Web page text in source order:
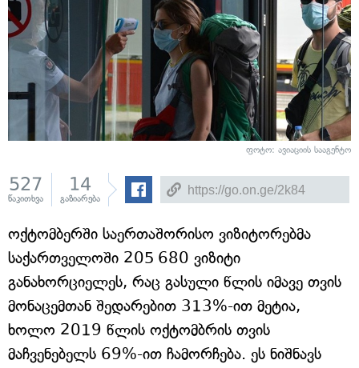
ფოტო: ავიაციის სააგენტო
527
წაკითხვა
14
გაზიარება
ოქტომბერში საერთაშორისო ვიზიტორებმა
საქართველოში 205 680 ვიზიტი
განახორციელეს, რაც გასული წლის იმავე თვის
მონაცემთან შედარებით 313%-ით მეტია,
ხოლო 2019 წლის ოქტომბრის თვის
მაჩვენებელს 69%-ით ჩამორჩება. ეს ნიშნავს